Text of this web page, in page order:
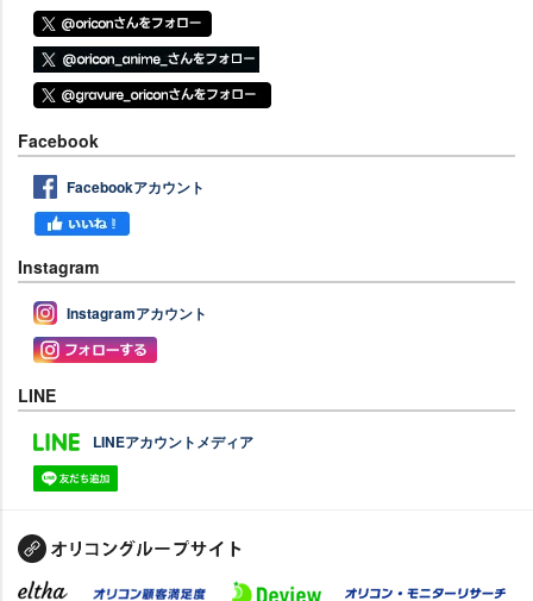
Facebook
Facebookアカウント
Instagram
Instagramアカウント
LINE
LINEアカウントメディア